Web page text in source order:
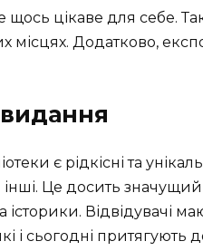
цікаве для себе.
місцях. Додатково,
видання
є рідкісні та
інші. Це досить
історики. Відвідувачі
і сьогодні притягують